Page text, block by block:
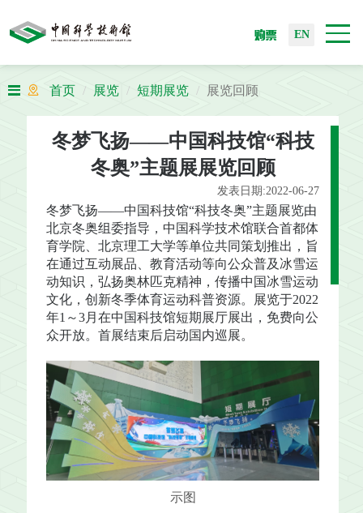
购票 EN
首页 展览 短期展览 展览回顾
冬梦飞扬——中国科技馆“科技
冬奥”主题展展览回顾
发表日期:2022-06-27
冬梦飞扬——中国科技馆“科技冬奥”主题展览由
北京冬奥组委指导，中国科学技术馆联合首都体
育学院、北京理工大学等单位共同策划推出，旨
在通过互动展品、教育活动等向公众普及冰雪运
动知识，弘扬奥林匹克精神，传播中国冰雪运动
文化，创新冬季体育运动科普资源。展览于2022
年1～3月在中国科技馆短期展厅展出，免费向公
众开放。首展结束后启动国内巡展。
示图